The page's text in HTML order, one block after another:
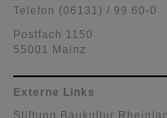
Telefon (06131) / 99 60-0
Postfach 1150
55001 Mainz
Externe Links
Stiftung Baukultur